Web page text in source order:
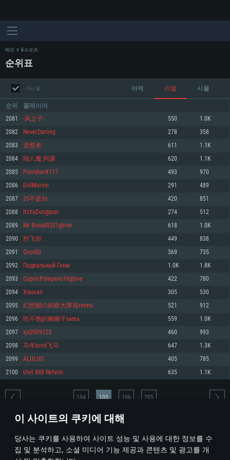
이 사이트의 쿠키에 대해
당사는 쿠키를 사용하여 사이트 성능 및 사용에 대한 정보를 수
집 및 분석하고, 소셜 미디어 기능 제공과 콘텐츠 및 광고를 개
최소사양
운영체제: Windows 10 (64 bit)
프로세서: 2.2 GHz 듀얼코어 이상
메모리: 4GB
그래픽 카드: DirectX 11 이상을 지원하는 AMD Radeon 77XX / NVIDIA
GeForce GT 660. 최소 사양 해상도: 720p
네트워크: 브로드밴드 인터넷
여유 저장 공간: 22.1 GB (최소 클라이언트)
권장 사양
570 혹은 그 이상
여유 저장 공간: 62.2 GB (전체 클라이언트)
최소사양
운영체제: Mac OS Big Sur 11.0
프로세서: 최소 2.2 GHz의 Core i5 (Intel Xeon 은 지원하지 않습니다)
메모리: 6 GB
그래픽 카드: Metal 을 지원하는 Intel Iris Pro 5200 (Mac), 혹은 이와 비슷한 성
능을 가지는 Mac 버전의 AMD/Nvidia. 최소 해상도: 720p
네트워크: 브로드밴드 인터넷
여유 저장 공간: 22.1 GB (최소 클라이언트)
권장 사양
네트워크: 브로드밴드 인터넷
여유 저장 공간: 62.2 GB (전체 클라이언트)
최소사양
운영체제: 64bit Linux 중 최신 버전
프로세서: 2.4 GHz 듀얼코어
메모리: 4 GB
그래픽 카드: Vulkan 을 지원하고, 최신 그래픽 드라이버를 지원하는 NVIDIA
660 (6개월 미만) 혹은 그와 동급의 성능을 가지며 최신 그래픽 드라이버를 지
원하는 AMD (6개월 미만; 최소사양 지원 해상도 720p)
네트워크: 브로드밴드 인터넷
여유 저장 공간: 22.1 GB (최소 클라이언트)
권장 사양
운영체제: Ubuntu 20.04 64bit
프로세서: Intel Core i7
메모리: 16 GB
그래픽 카드: Vulkan 을 지원하고, 최신 그래픽 드라이버를 지원하는 NVIDIA
1060 (6개월 미만) 혹은 그와 동급의 성능을 가지며 최신 그래픽 드라이버를
지원하는 AMD RX 570 (6개월 미만; 최소사양 지원 해상도 720p) 이상
여유 저장 공간: 62.2 GB (전체 클라이언트)
메인 E-스포츠
순위표
지난 달 아케 리얼 시뮬
순위 플레이어
2081 -风之子- 550 1.0K
2082 NeverDarling 278 358
2083 送塟者 611 1.1K
2084 陆八魔 阿露 620 1.1K
2085 Punisher#117 493 970
2086 EvilMarvin 291 489
2087 35不是3s 420 851
2088 ItzYaDon@psn 274 512
2089 Mr Bread9201@live 618 1.0K
2090 肘飞你 449 838
2091 GoodQi 369 735
2092 Подвальный Гном 1.0K 1.8K
2093 CupricPompano16@live 422 780
2094 Xiaoran 305 530
2095 幻想鄉の糾察大隊長reimu 521 912
2096 吃不饱的幽幽子sama 559 1.0K
2097 xjx2009123 460 993
2098 马年bvvd飞马 647 1.3K
2099 ALULUO 405 785
2100 Unit 888 Refaim 635 1.1K
* 순위표는 매일 1회 갱신됩니다
104 105 106 205